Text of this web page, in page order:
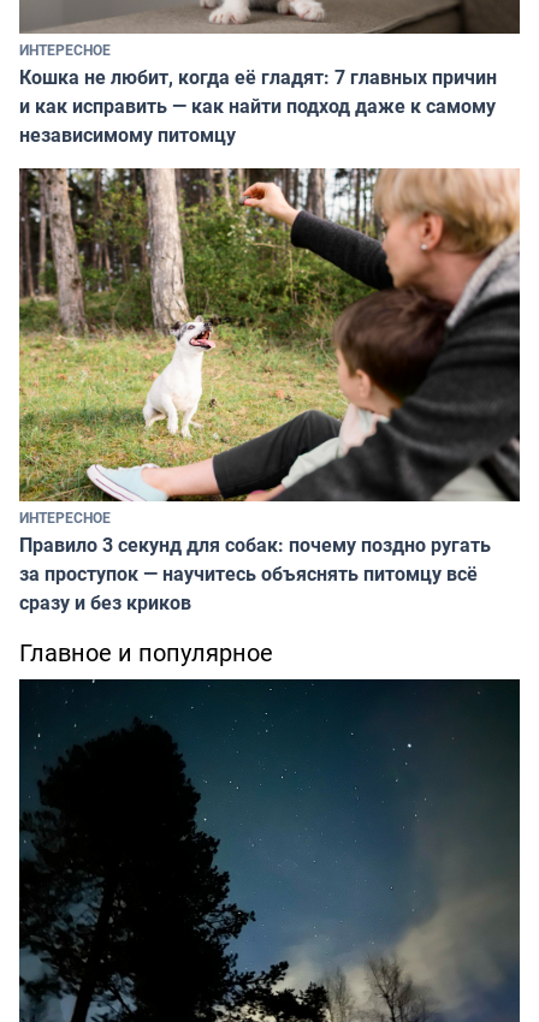
ИНТЕРЕСНОЕ
Кошка не любит, когда её гладят: 7 главных причин
и как исправить — как найти подход даже к самому
независимому питомцу
ИНТЕРЕСНОЕ
Правило 3 секунд для собак: почему поздно ругать
за проступок — научитесь объяснять питомцу всё
сразу и без криков
Главное и популярное